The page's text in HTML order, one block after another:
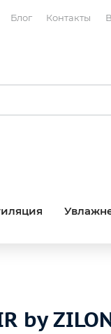
Блог Контакты
by